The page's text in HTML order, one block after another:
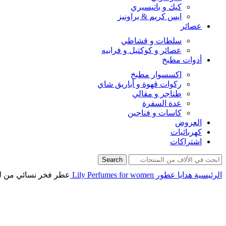
كيك و باتيسيري
ايس كريم & براونيز
عصائر
سلطات و قشاطي
عصائر و كوكتيل و فرابيه
أدوات مطبخ
اكسسوار مطبخ
ركوات قهوة و أباريق شاي
طناجر و مقالي
عدة السفرة
كاسات و فناجين
العروض
كهربائيات
اشتراكات
Search
الرئيسية هدايا عطور Lily Perfumes for women عطر فخر نسائي من